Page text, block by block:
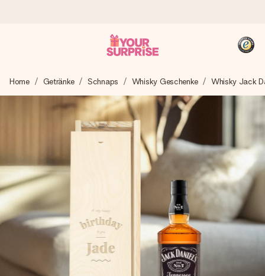
Wir bereiten dein Geschenk sorgfältig vor und schicken es
blitzschnell – damit du es genau zum richtigen Zeitpunkt
überreichen kannst, wenn es am meisten zählt.
4,8 (basierend auf +15.000 Bewertungen)
Unsere Geschenke begeistern. Kunden bewerten uns mit
4,8 bei Google Reviews (Gesamtergebnis aller Länder, in
die wir versenden).
+49 39292 929695
Montag - Freitag : 8:30 - 17:00 Uhr
Home Getränke Schnaps Whisky Geschenke Whisky Jack